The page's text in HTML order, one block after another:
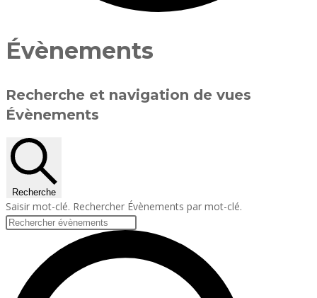
Évènements
Recherche et navigation de vues
Évènements
Recherche
Saisir mot-clé. Rechercher Évènements par mot-clé.